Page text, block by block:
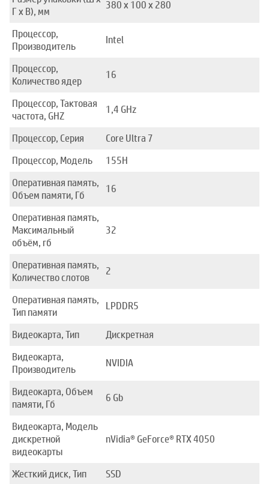
Г x В), мм
380 x 100 x 280
Процессор,
Производитель
Intel
Процессор,
Количество ядер
16
Процессор, Тактовая
частота, GHZ
1,4 GHz
Процессор, Серия
Core Ultra 7
Процессор, Модель
155H
Оперативная память,
Объем памяти, Гб
16
Оперативная память,
Максимальный
объём, гб
32
Оперативная память,
Количество слотов
2
Оперативная память,
Тип памяти
LPDDR5
Видеокарта, Тип
Дискретная
Видеокарта,
Производитель
NVIDIA
Видеокарта, Объем
памяти, Гб
6 Gb
Видеокарта, Модель
дискретной
видеокарты
nVidia® GeForce® RTX 4050
Жесткий диск, Тип
SSD